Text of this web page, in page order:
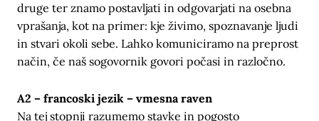
druge ter znamo postavljati in odgovarjati na osebna
vprašanja, kot na primer: kje živimo, spoznavanje ljudi
in stvari okoli sebe. Lahko komuniciramo na preprost
način, če naš sogovornik govori počasi in razločno.
A2 – francoski jezik – vmesna raven
Na tej stopnji razumemo stavke in pogosto